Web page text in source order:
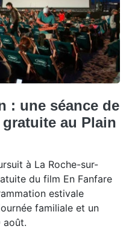
: une séance de
au Plain
à La Roche-sur-
du film En Fanfare
estivale
familiale et un
août.